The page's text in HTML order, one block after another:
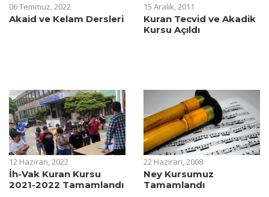
06 Temmuz, 2022
Akaid ve Kelam Dersleri
15 Aralık, 2011
Kuran Tecvid ve Akadik
Kursu Açıldı
12 Haziran, 2022
İh-Vak Kuran Kursu
2021-2022 Tamamlandı
22 Haziran, 2008
Ney Kursumuz
Tamamlandı